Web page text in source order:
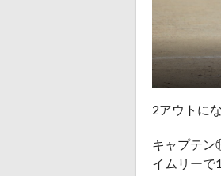
2アウトに
キャプテン
イムリーで